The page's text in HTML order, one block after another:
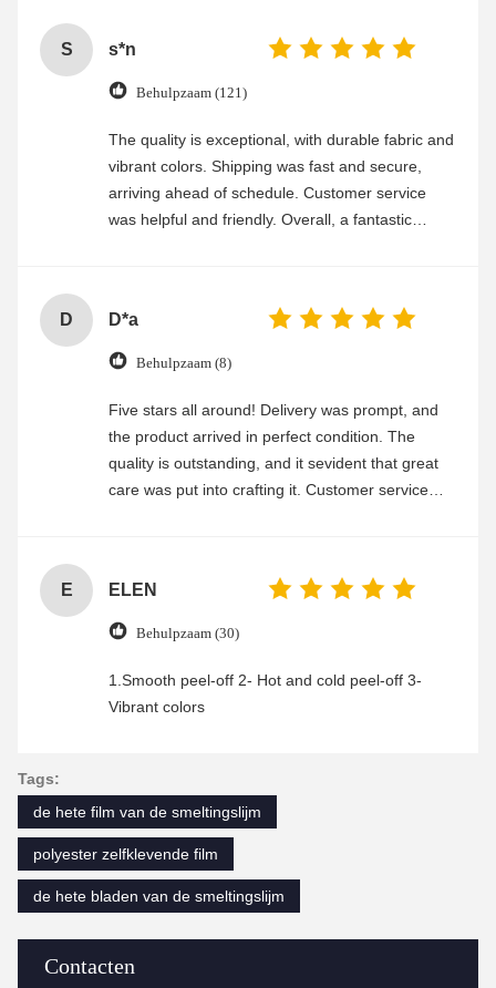
Contacten
S s*n
Behulpzaam (121)
The quality is exceptional, with durable fabric and
vibrant colors. Shipping was fast and secure,
arriving ahead of schedule. Customer service
was helpful and friendly. Overall, a fantastic
D D*a
Behulpzaam (8)
Five stars all around! Delivery was prompt, and
the product arrived in perfect condition. The
quality is outstanding, and it sevident that great
care was put into crafting it. Customer service
E ELEN
Behulpzaam (30)
1.Smooth peel-off 2- Hot and cold peel-off 3-
Vibrant colors
Tags:
de hete film van de smeltingslijm
polyester zelfklevende film
de hete bladen van de smeltingslijm